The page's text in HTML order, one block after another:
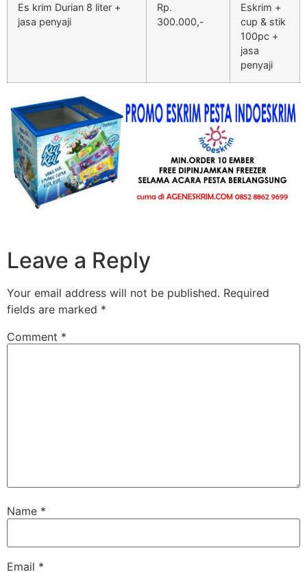
Es krim Durian 8 liter +
jasa penyaji
Rp.
300.000,-
Eskrim +
cup & stik
100pc +
jasa
penyaji
Leave a Reply
Your email address will not be published. Required
fields are marked *
Comment *
Name *
Email *